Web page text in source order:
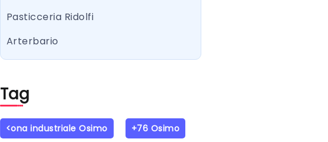
Pasticceria Ridolfi
Arterbario
Tag
<ona industriale Osimo +76 Osimo